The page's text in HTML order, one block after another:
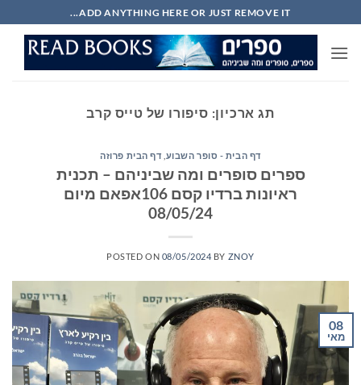
to
content
ADD ANYTHING HERE OR JUST REMOVE IT...
תג ארכיון: סיפורו של טייס קרב
דף הבית - סופר השבוע דף הבית פרוזה
ספרים סופרים ומה שביניהם – תכנית
ראיונות ברדיו קסם 106אפאם מיום
08/05/24
POSTED ON 08/05/2024 BY ZNOY
08
מאי